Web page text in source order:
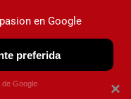
OBSERVATORIO
×
en Google
preferida
Google